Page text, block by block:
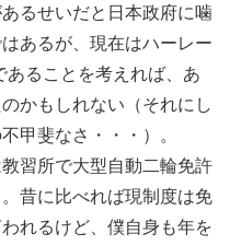
るせいだと日本政府に噛
あるが、現在はハーレー
あることを考えれば、あ
かもしれない（それにし
甲斐なさ・・・）。
習所で大型自動二輪免許
昔に比べれば現制度は免
れるけど、僕自身も年を